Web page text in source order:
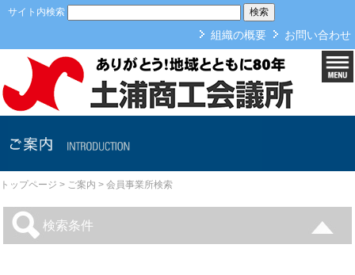
本文へ
サイト内検索
組織の概要 お問い合わせ
ご案内
トップページ > ご案内 > 会員事業所検索
検索条件